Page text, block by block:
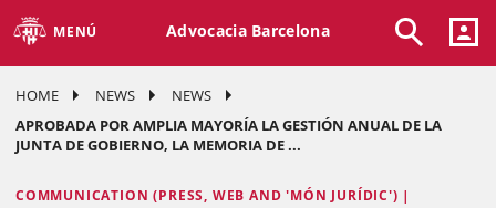
MENÚ Advocacia Barcelona
HOME NEWS
NEWS
APROBADA POR AMPLIA MAYORÍA LA GESTIÓN ANUAL DE LA
JUNTA DE GOBIERNO, LA MEMORIA DE ...
COMMUNICATION (PRESS, WEB AND 'MÓN JURÍDIC') |